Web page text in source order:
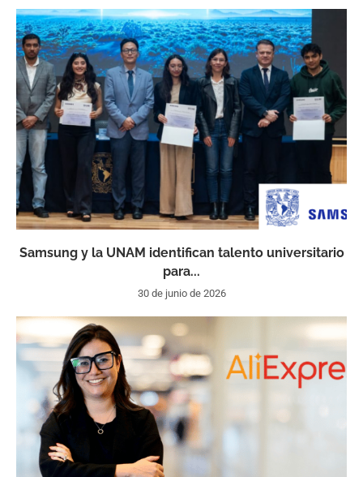
Samsung y la UNAM identifican talento universitario
para...
30 de junio de 2026